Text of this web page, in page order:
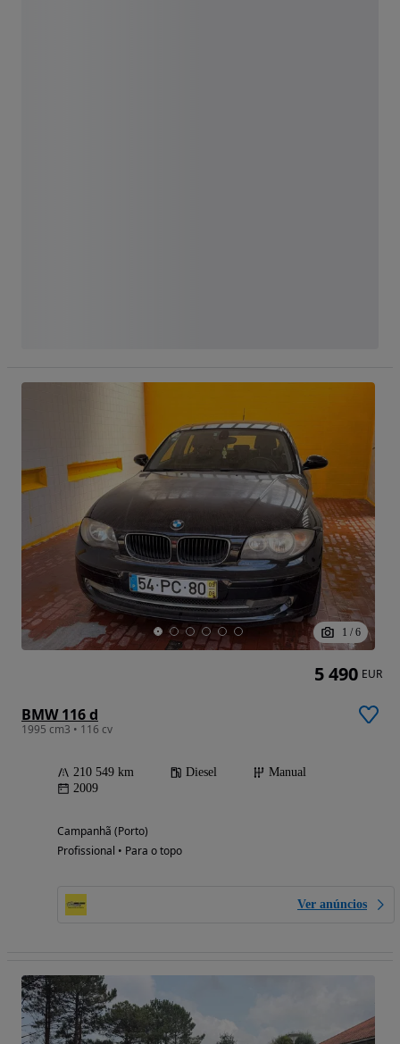
1 / 6
BMW 116 d
1995 cm3 • 116 cv
210 549 km Diesel
Manual
2009
Campanhã (Porto)
Profissional • Para o topo
Ver anúncios
5 490 EUR